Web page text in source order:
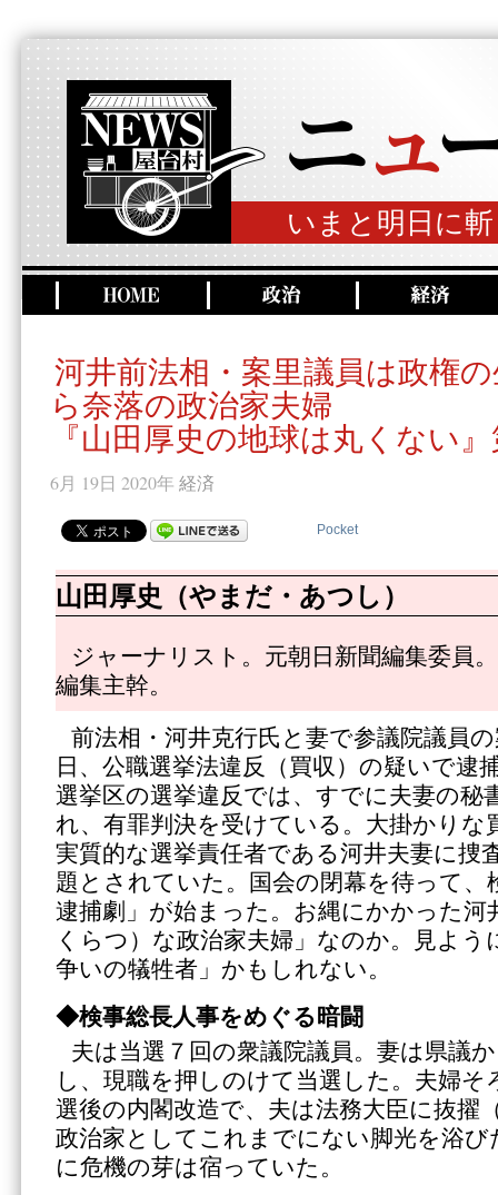
いまと明日に
河井前法相・案里議員は政権
ら奈落の政治家夫婦
『山田厚史の地球は丸くない
6月 19日 2020年 経済
Pocket
山田厚史（やまだ・あつし）
ジャーナリスト。元朝日新聞編集委員
編集主幹。
前法相・河井克行氏と妻で参議院議員
日、公職選挙法違反（買収）の疑いで逮
選挙区の選挙違反では、すでに夫妻の秘
れ、有罪判決を受けている。大掛かりな
実質的な選挙責任者である河井夫妻に捜
題とされていた。国会の閉幕を待って、
逮捕劇」が始まった。お縄にかかった河
くらつ）な政治家夫婦」なのか。見よう
争いの犠牲者」かもしれない。
◆検事総長人事をめぐる暗闘
夫は当選７回の衆議院議員。妻は県議
し、現職を押しのけて当選した。夫婦そ
選後の内閣改造で、夫は法務大臣に抜擢
政治家としてこれまでにない脚光を浴び
に危機の芽は宿っていた。